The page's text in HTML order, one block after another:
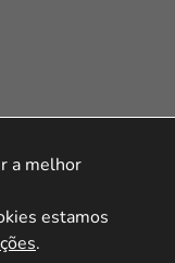
HeroStar
a melhor
estamos
.